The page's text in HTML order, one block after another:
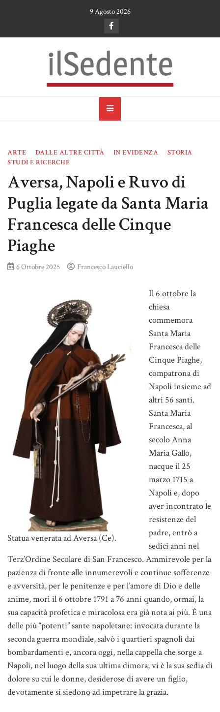
9 Agosto 2026
il Sedente
ARTE DALLE ALTRE CITTÀ IN EVIDENZA
STORIA
STUDI E RICERCHE
Aversa, Napoli e Ruvo di
Puglia legate da Santa Maria
Francesca delle Cinque
Piaghe
6 Ottobre 2025 Francesco Lauciello
Statua venerata ad Aversa (Ce).
Il 6 ottobre la
chiesa
commemora
Santa Maria
Francesca delle
Cinque Piaghe,
compatrona di
Napoli insieme ad
altri 56 santi.
Santa Maria
Francesca, al
secolo Anna
Maria Gallo,
nacque il 25
marzo 1715 a
Napoli e, dopo
aver incontrato le
resistenze del
padre, entrò a
sedici anni nel
Terz’Ordine Secolare di San Francesco. Ammirevole per la
pazienza di fronte alle innumerevoli e continue sofferenze
e avversità, per le penitenze e per l’amore di Dio e delle
anime, morì il 6 ottobre 1791 a 76 anni quando, ormai, la
sua capacità profetica e miracolosa era già nota ai più. È una
delle più “potenti” sante napoletane: invocata durante la
seconda guerra mondiale, salvò i quartieri spagnoli dai
bombardamenti e, ancora oggi, nella cappella che sorge a
Napoli, nel luogo della sua ultima dimora, vi è la sua sedia di
dolore su cui le donne, desiderose di avere un figlio,
devotamente si siedono ad impetrare la grazia.